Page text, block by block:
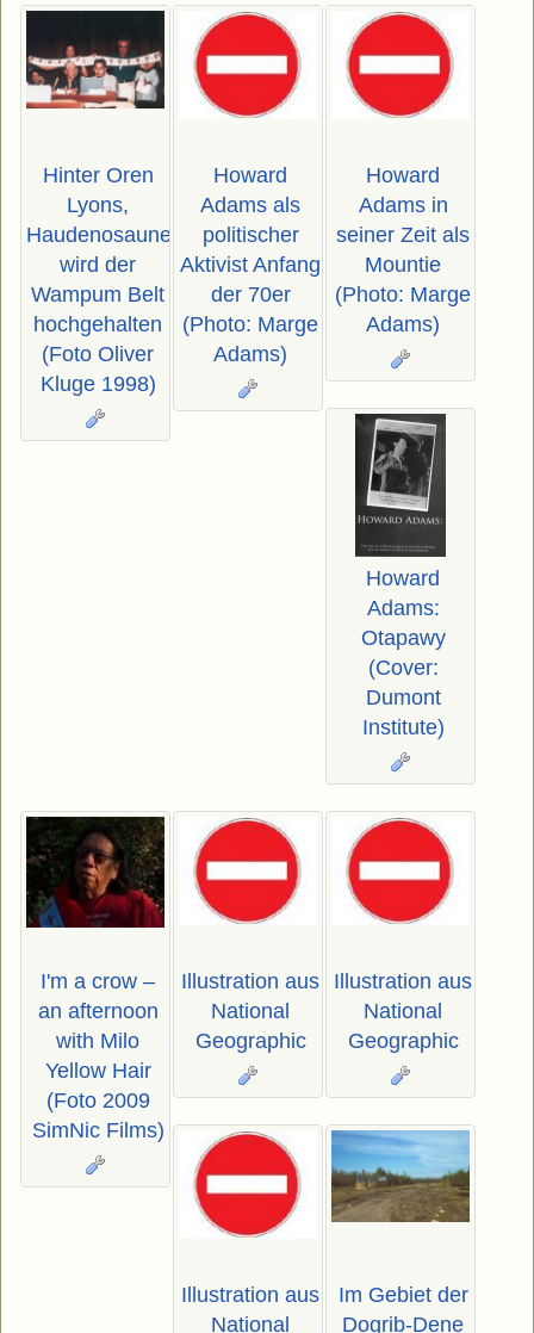
Hinter Oren
Lyons,
Haudenosaunee,
wird der
Wampum Belt
hochgehalten
(Foto Oliver
Kluge 1998)
Howard
Adams als
politischer
Aktivist Anfang
der 70er
(Photo: Marge
Adams)
Howard
Adams in
seiner Zeit als
Mountie
(Photo: Marge
Adams)
Howard
Adams:
Otapawy
(Cover:
Dumont
Institute)
I'm a crow –
an afternoon
with Milo
Yellow Hair
(Foto 2009
SimNic Films)
Illustration aus
National
Geographic
Illustration aus
National
Geographic
Illustration aus
National
Im Gebiet der
Dogrib-Dene